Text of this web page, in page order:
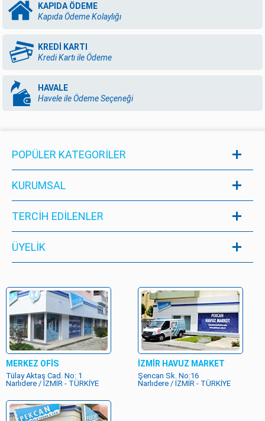
KAPIDA ÖDEME
Kapıda Ödeme Kolaylığı
KREDİ KARTI
Kredi Kartı ile Ödeme
HAVALE
Havele ile Ödeme Seçeneği
POPÜLER KATEGORILER
KURUMSAL
TERCİH EDİLENLER
ÜYELIK
MERKEZ OFİS
Tülay Aktaş Cad. No: 1
Narlıdere / İZMİR - TÜRKİYE
İZMİR HAVUZ MARKET
Şencan Sk. No:16
Narlıdere / İZMİR - TÜRKİYE